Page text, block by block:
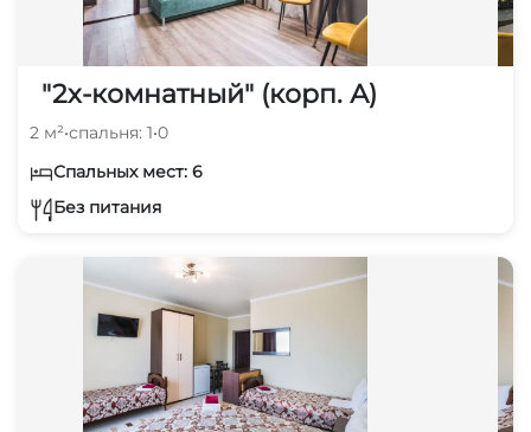
"2х-комнатный" (корп. А)
2 м²•спальня: 1•0
Спальных мест: 6
Без питания